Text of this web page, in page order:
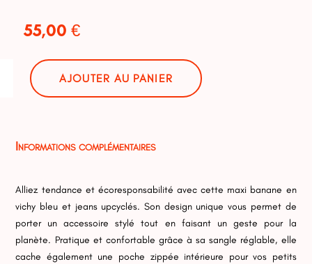
55,00€
AJOUTER AU PANIER
Informations complémentaires
Alliez tendance et écoresponsabilité avec cette maxi banane en
vichy bleu et jeans upcyclés. Son design unique vous permet de
porter un accessoire stylé tout en faisant un geste pour la
planète. Pratique et confortable grâce à sa sangle réglable, elle
cache également une poche zippée intérieure pour vos petits